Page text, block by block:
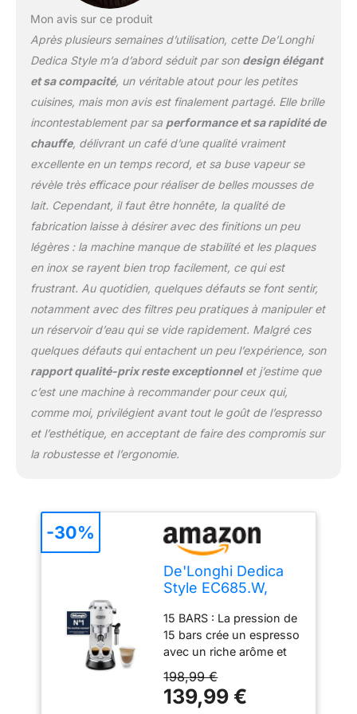
cafetière étroite
(seulement 15 cm de
large)
Mon avis sur ce produit
Après plusieurs semaines d’utilisation, cette De’Longhi
Dedica Style m’a d’abord séduit par son design élégant
et sa compacité, un véritable atout pour les petites
cuisines, mais mon avis est finalement partagé. Elle brille
incontestablement par sa performance et sa rapidité de
chauffe, délivrant un café d’une qualité vraiment
excellente en un temps record, et sa buse vapeur se
révèle très efficace pour réaliser de belles mousses de
lait. Cependant, il faut être honnête, la qualité de
fabrication laisse à désirer avec des finitions un peu
légères : la machine manque de stabilité et les plaques
en inox se rayent bien trop facilement, ce qui est
frustrant. Au quotidien, quelques défauts se font sentir,
notamment avec des filtres peu pratiques à manipuler et
un réservoir d’eau qui se vide rapidement. Malgré ces
quelques défauts qui entachent un peu l’expérience, son
rapport qualité-prix reste exceptionnelet j’estime que
c’est une machine à recommander pour ceux qui,
comme moi, privilégient avant tout le goût de l’espresso
et l’esthétique, en acceptant de faire des compromis sur
la robustesse et l’ergonomie.
De'Longhi Dedica
Style EC685.W,
Pompe en Acier
Inoxydable Pour
Café Moulu ou
Dosettes, Machine
à Espresso et
Cappuccino,
15 BARS : La pression de
15 bars crée un espresso
avec un riche arôme et
une mousse crema de
couleur noisette sur le
dessus THERMOBLOCK :
198,99 €
139,99 €
-30%